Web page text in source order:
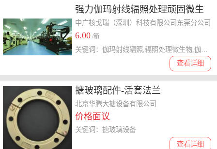
强力伽玛射线辐照处理顽固微生
物
中广核戈瑞（深圳）科技有限公司东莞分公司
6.00 /箱
查看详细
搪玻璃配件-活套法兰
北京华腾大搪设备有限公司
价格面议
查看详细
关键词：搪玻璃设备